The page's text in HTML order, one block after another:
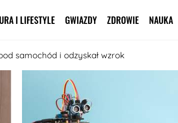
I LIFESTYLE GWIAZDY ZDROWIE NAUKA
samochód i odzyskał wzrok